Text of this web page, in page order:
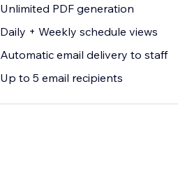
Unlimited PDF generation
Daily + Weekly schedule views
Automatic email delivery to staff
Up to 5 email recipients